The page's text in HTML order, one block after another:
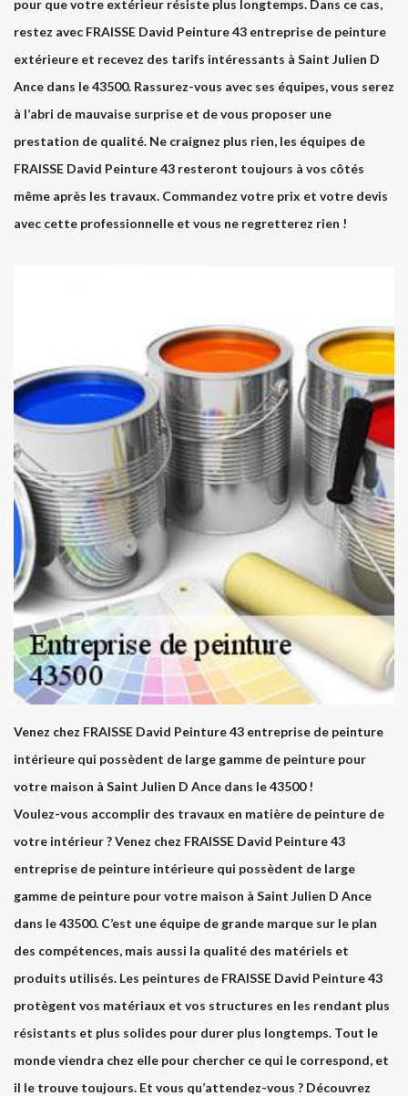
pour que votre extérieur résiste plus longtemps. Dans ce cas,
restez avec FRAISSE David Peinture 43 entreprise de peinture
extérieure et recevez des tarifs intéressants à Saint Julien D
Ance dans le 43500. Rassurez-vous avec ses équipes, vous serez
à l’abri de mauvaise surprise et de vous proposer une
prestation de qualité. Ne craignez plus rien, les équipes de
FRAISSE David Peinture 43 resteront toujours à vos côtés
même après les travaux. Commandez votre prix et votre devis
avec cette professionnelle et vous ne regretterez rien !
Venez chez FRAISSE David Peinture 43 entreprise de peinture
intérieure qui possèdent de large gamme de peinture pour
votre maison à Saint Julien D Ance dans le 43500 !
Voulez-vous accomplir des travaux en matière de peinture de
votre intérieur ? Venez chez FRAISSE David Peinture 43
entreprise de peinture intérieure qui possèdent de large
gamme de peinture pour votre maison à Saint Julien D Ance
dans le 43500. C’est une équipe de grande marque sur le plan
des compétences, mais aussi la qualité des matériels et
produits utilisés. Les peintures de FRAISSE David Peinture 43
protègent vos matériaux et vos structures en les rendant plus
résistants et plus solides pour durer plus longtemps. Tout le
monde viendra chez elle pour chercher ce qui le correspond, et
il le trouve toujours. Et vous qu’attendez-vous ? Découvrez